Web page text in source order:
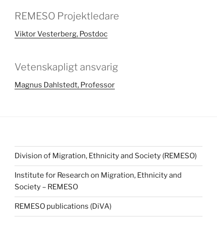
REMESO Projektledare
Viktor Vesterberg, Postdoc
Vetenskapligt ansvarig
Magnus Dahlstedt, Professor
Division of Migration, Ethnicity and Society (REMESO)
Institute for Research on Migration, Ethnicity and
Society – REMESO
REMESO publications (DiVA)